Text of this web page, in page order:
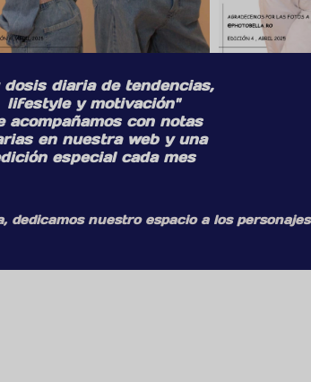
dosis diaria de tendencias,
lifestyle y motivación"
acompañamos con notas
en nuestra web y una
especial cada mes
nuestro espacio a los